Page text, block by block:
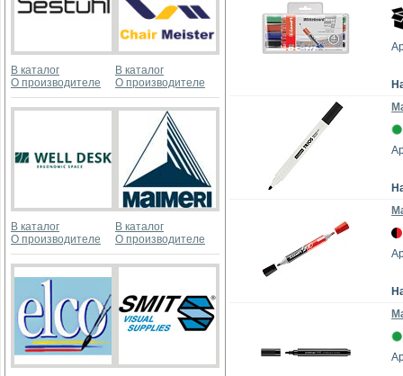
В каталог
О производителе
В каталог
О производителе
В каталог
О производителе
В каталог
О производителе